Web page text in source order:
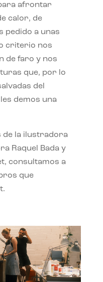
afrontar
calor, de
pedido a unas
criterio nos
de faro y nos
que, por lo
del
demos una
de la ilustradora
Raquel Bada y
consultamos a
que